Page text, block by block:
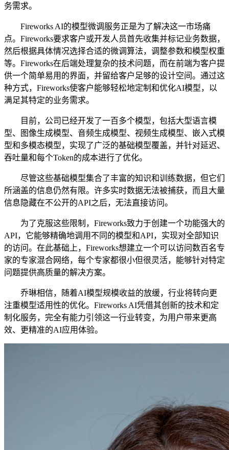
务需求。
Fireworks AI的模型微调服务正是为了解决这一市场痛
点。Fireworks要求客户或开发人员首先收集并标记业务数据，
然后根据具体情况选择合适的微调算法，调整参数和模型权重
等。Fireworks在后端处理复杂的技术问题，而在前端为客户提
供一个简单易用的界面，并留给客户足够的设计空间。通过这
种方式，Fireworks使客户能够轻松地定制和优化AI模型，以
满足其特定的业务需求。
目前，公司已经开发了一百多个模型，包括大型语言模
型、图像生成模型、音频生成模型、视频生成模型、嵌入式模
型和多模态模型，实现了广泛的基础模型覆盖，并针对延迟、
吞吐量和每个Token的成本进行了优化。
尽管这些基础模型集合了丰富的知识和训练数据，但它们
所涵盖的信息仍然有限。许多实时数据无法被捕获，而且大量
信息隐藏在不公开的API之后，无法直接访问。
为了克服这些限制，Fireworks致力于创建一个功能强大的
API，它能够精确地调用不同的模型和API，实现对全部知识
的访问。在此基础上，Fireworks想建立一个可以访问数百名专
家的专家混合网络，每个专家都很小但很灵活，能够针对特定
问题提供高质量的解决方案。
乔琳相信，随着AI模型规模收益的放缓，行业将转向更
注重模型适用性的优化。Fireworks AI凭借其创新的技术和定
制化服务，完全有能力引领这一行业转变，为用户带来更高
效、更精准的AI应用体验。